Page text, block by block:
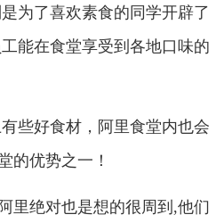
为了喜欢素食的同学开辟了
能在食堂享受到各地口味的
好食材，阿里食堂内也会
的优势之一！
绝对也是想的很周到,他们